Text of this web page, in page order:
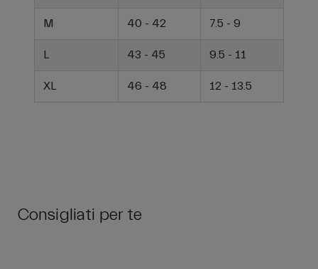
M 40 - 42 7.5 - 9
L 43 - 45 9.5 - 11
XL 46 - 48 12 - 13.5
Consigliati per te